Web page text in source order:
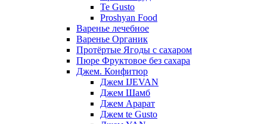
Te Gusto
Proshyan Food
Варенье лечебное
Варенье Органик
Протёртые Ягоды с сахаром
Пюре Фруктовое без сахара
Джем. Конфитюр
Джем IJEVAN
Джем Шамб
Джем Арарат
Джем te Gusto